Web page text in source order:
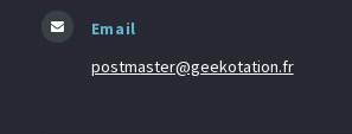
Email
postmaster@geekotation.fr